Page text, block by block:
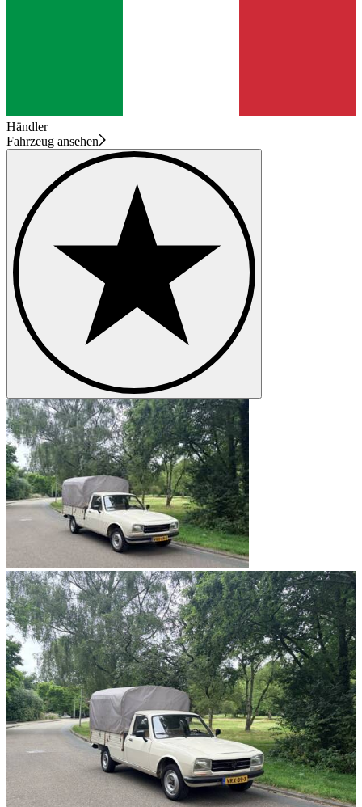
Händler
Fahrzeug ansehen